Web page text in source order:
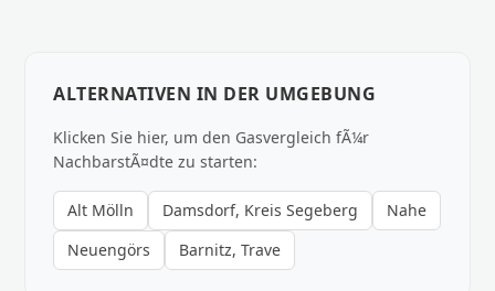
ALTERNATIVEN IN DER UMGEBUNG
Klicken Sie hier, um den Gasvergleich fÃ¼r
NachbarstÃ¤dte zu starten:
Alt Mölln Damsdorf, Kreis Segeberg
Nahe
Neuengörs
Barnitz, Trave